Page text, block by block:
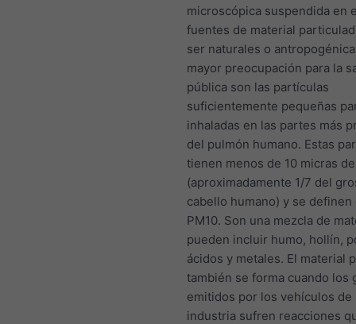
microscópica suspendida en
fuentes de material
ser naturales o
mayor preocupación para la
pública son las partículas
suficientemente pequeñas
inhaladas en las partes más
del pulmón humano. Estas
tienen menos de 10 micras
(aproximadamente 1/7 del
cabello humano) y se definen
PM10. Son una mezcla de
pueden incluir humo, hollín,
ácidos y metales. El material
también se forma cuando los
emitidos por los vehículos de
industria sufren reacciones